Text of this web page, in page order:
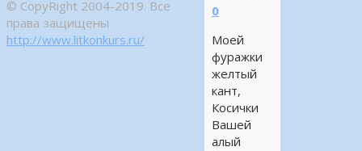
0
Моей
фуражки
желтый
кант,
Косички
Вашей
алый
© CopyRight 2004-2019. Все
права защищены
http://www.litkonkurs.ru/